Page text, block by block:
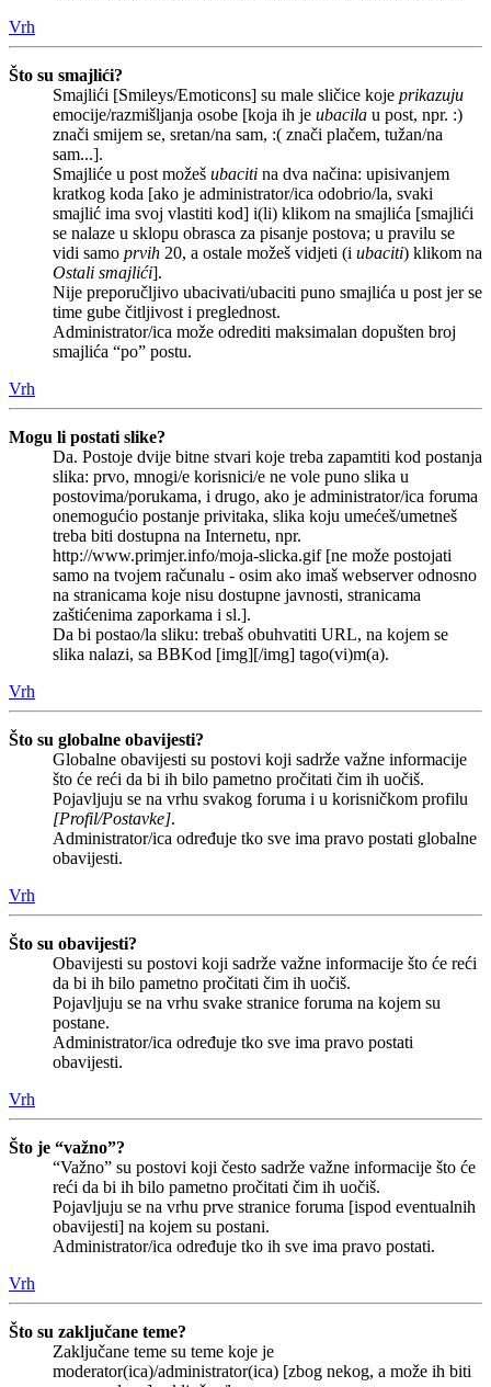
Vrh
Što su smajlići?
Smajlići [Smileys/Emoticons] su male sličice koje prikazuju
emocije/razmišljanja osobe [koja ih je ubacila u post, npr. :)
znači smijem se, sretan/na sam, :( znači plačem, tužan/na
sam...].
Smajliće u post možeš ubaciti na dva načina: upisivanjem
kratkog koda [ako je administrator/ica odobrio/la, svaki
smajlić ima svoj vlastiti kod] i(li) klikom na smajlića [smajlići
se nalaze u sklopu obrasca za pisanje postova; u pravilu se
vidi samo prvih 20, a ostale možeš vidjeti (i ubaciti) klikom na
Ostali smajlići].
Nije preporučljivo ubacivati/ubaciti puno smajlića u post jer se
time gube čitljivost i preglednost.
Administrator/ica može odrediti maksimalan dopušten broj
smajlića “po” postu.
Vrh
Mogu li postati slike?
Da. Postoje dvije bitne stvari koje treba zapamtiti kod postanja
slika: prvo, mnogi/e korisnici/e ne vole puno slika u
postovima/porukama, i drugo, ako je administrator/ica foruma
onemogućio postanje privitaka, slika koju umećeš/umetneš
treba biti dostupna na Internetu, npr.
http://www.primjer.info/moja-slicka.gif [ne može postojati
samo na tvojem računalu - osim ako imaš webserver odnosno
na stranicama koje nisu dostupne javnosti, stranicama
zaštićenima zaporkama i sl.].
Da bi postao/la sliku: trebaš obuhvatiti URL, na kojem se
slika nalazi, sa BBKod [img][/img] tago(vi)m(a).
Vrh
Što su globalne obavijesti?
Globalne obavijesti su postovi koji sadrže važne informacije
što će reći da bi ih bilo pametno pročitati čim ih uočiš.
Pojavljuju se na vrhu svakog foruma i u korisničkom profilu
[Profil/Postavke].
Administrator/ica određuje tko sve ima pravo postati globalne
obavijesti.
Vrh
Što su obavijesti?
Obavijesti su postovi koji sadrže važne informacije što će reći
da bi ih bilo pametno pročitati čim ih uočiš.
Pojavljuju se na vrhu svake stranice foruma na kojem su
postane.
Administrator/ica određuje tko sve ima pravo postati
obavijesti.
Vrh
Što je “važno”?
“Važno” su postovi koji često sadrže važne informacije što će
reći da bi ih bilo pametno pročitati čim ih uočiš.
Pojavljuju se na vrhu prve stranice foruma [ispod eventualnih
obavijesti] na kojem su postani.
Administrator/ica određuje tko ih sve ima pravo postati.
Vrh
Što su zaključane teme?
Zaključane teme su teme koje je
moderator(ica)/administrator(ica) [zbog nekog, a može ih biti